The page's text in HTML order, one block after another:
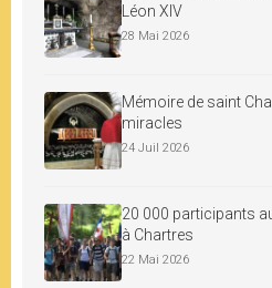
Léon XIV
28 Mai 2026
Mémoire de saint
miracles
24 Juil 2026
20 000 participants
à Chartres
22 Mai 2026